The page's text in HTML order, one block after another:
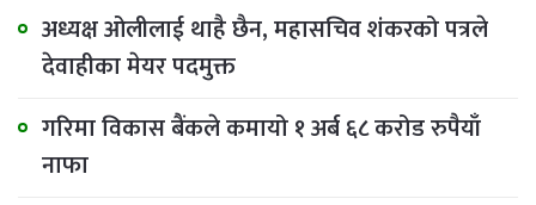
अध्यक्ष ओलीलाई थाहै छैन, महासचिव शंकरको पत्रले
देवाहीका मेयर पदमुक्त
गरिमा विकास बैंकले कमायो १ अर्ब ६८ करोड रुपैयाँ
नाफा